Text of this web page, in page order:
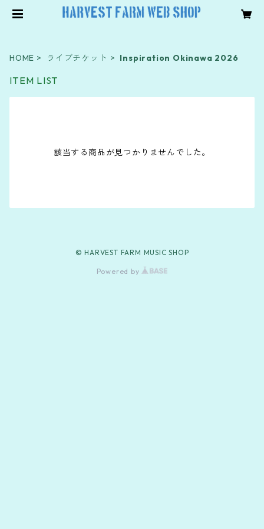
HOME ライブチケット Inspiration Okinawa 2026
ITEM LIST
該当する商品が見つかりませんでした。
© HARVEST FARM MUSIC SHOP
Powered by